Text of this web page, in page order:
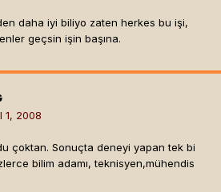
daha iyi biliyo zaten herkes bu işi,
geçsin işin başına.
1, 2008
çoktan. Sonuçta deneyi yapan tek bi
bilim adamı, teknisyen,mühendis